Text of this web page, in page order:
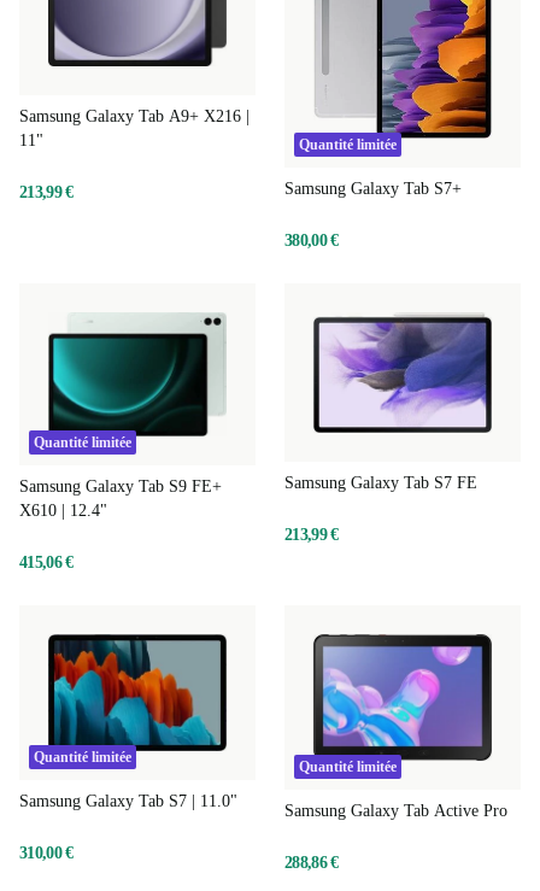
Samsung Galaxy Tab A9+ X216 |
11"
213,99 €
Quantité limitée
Samsung Galaxy Tab S7+
380,00 €
Quantité limitée
Samsung Galaxy Tab S9 FE+
X610 | 12.4"
415,06 €
Samsung Galaxy Tab S7 FE
213,99 €
Quantité limitée
Samsung Galaxy Tab S7 | 11.0"
310,00 €
Quantité limitée
Samsung Galaxy Tab Active Pro
288,86 €